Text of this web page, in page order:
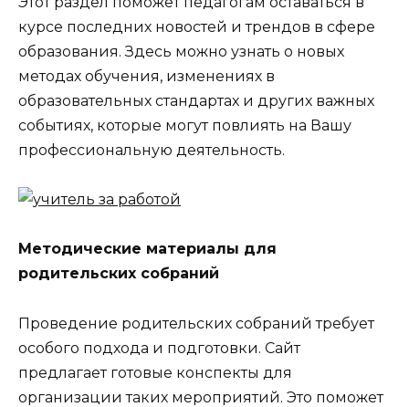
курсе последних новостей и трендов в сфере
образования. Здесь можно узнать о новых
методах обучения, изменениях в
образовательных стандартах и других важных
событиях, которые могут повлиять на Вашу
профессиональную деятельность.
Методические материалы для
родительских собраний
Проведение родительских собраний требует
особого подхода и подготовки. Сайт
предлагает готовые конспекты для
организации таких мероприятий. Это поможет